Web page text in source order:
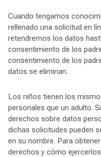
Cuando tengamos
rellenado una solicitud en
retendremos los datos
consentimiento de los
consentimiento de los
datos se eliminan.
Los niños tienen los
personales que un adulto.
derechos sobre datos
dichas solicitudes pueden
en su nombre. Para
derechos y cómo